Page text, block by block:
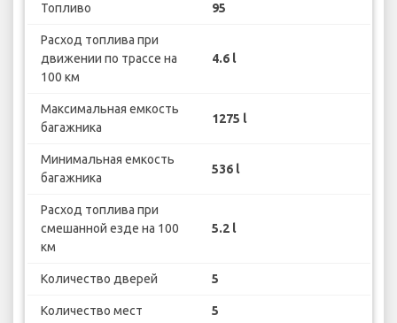
Топливо 95
Расход топлива при
движении по трассе на
100 км
4.6 l
Максимальная емкость
багажника
1275 l
Минимальная емкость
багажника
536 l
Расход топлива при
смешанной езде на 100
км
5.2 l
Количество дверей 5
Количество мест 5